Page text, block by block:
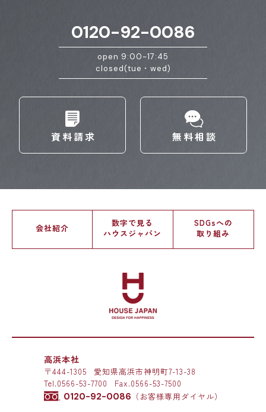
0120-92-0086
open 9:00~17:45
closed(tue・wed)
資料請求 無料相談
会社紹介
数字で見る
ハウスジャパン
SDGsへの
取り組み
高浜本社
〒444-1305
愛知県高浜市神明町7-13-38
Tel.0566-53-7700 Fax.0566-53-7500
0120-92-0086 （お客様専用ダイヤル）